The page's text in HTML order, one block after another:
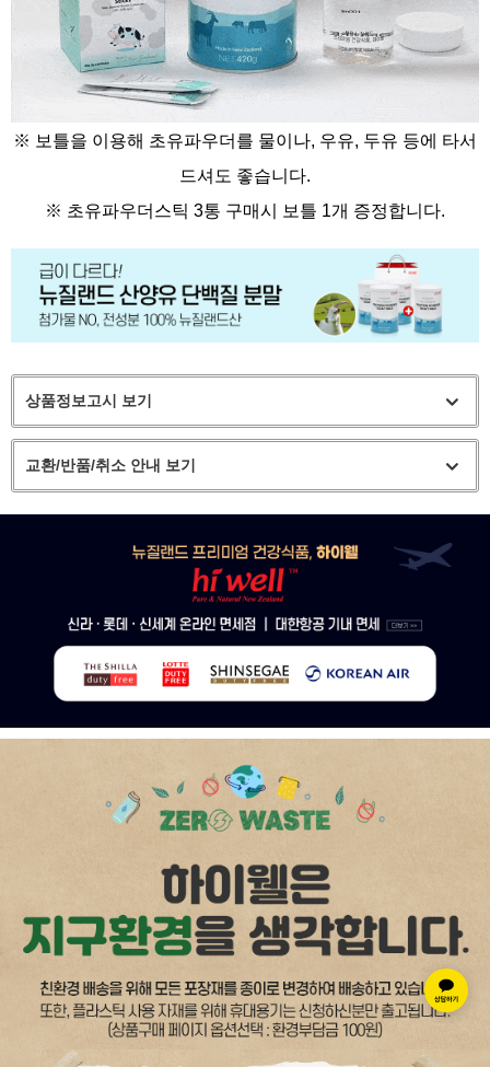
※ 보틀을 이용해 초유파우더를 물이나, 우유, 두유 등에 타서
드셔도 좋습니다.
※ 초유파우더스틱 3통 구매시 보틀 1개 증정합니다.
상품정보고시 보기
교환/반품/취소 안내 보기